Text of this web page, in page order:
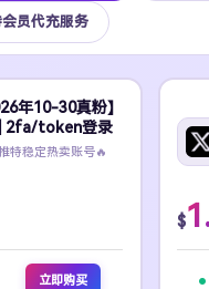
员代充服务
年10-30真粉】
| 2fa/token登录
特稳定热卖账号🔥
立即购买
$